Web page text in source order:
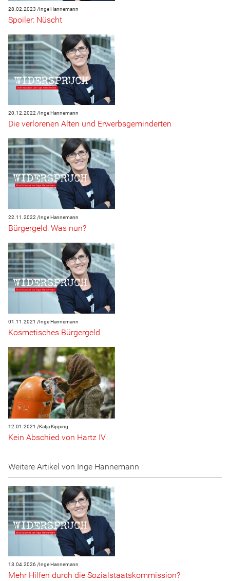
28.02.2023 /Inge Hannemann
Spoiler: Nüscht
20.12.2022 / Inge Hannemann
Die verlorenen Alten und Erwerbsgeminderten
22.11.2022 /Inge Hannemann
Bürgergeld: Was nun?
01.11.2021 /Inge Hannemann
Kosmetisches Bürgergeld
12.01.2021 /Katja Kipping
Kein Abschied von Hartz IV
Weitere Artikel von Inge Hannemann
13.04.2026 /Inge Hannemann
Mehr Hilfen durch die Sozialstaatskommission?